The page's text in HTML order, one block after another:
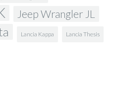
Jeep Wrangler JL
Lancia Kappa Lancia Thesis